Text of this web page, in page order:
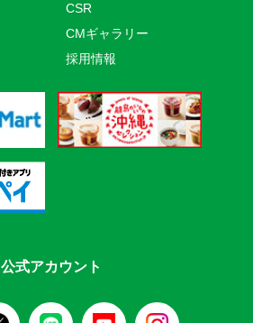
CSR
CMギャラリー
採用情報
公式アカウント